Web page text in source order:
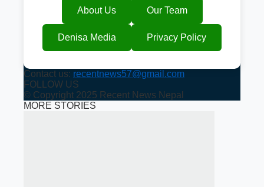
About Us Our Team
Denisa Media Privacy Policy
Contact us: recentnews57@gmail.com
FOLLOW US
© Copyright 2025 Recent News Nepal
MORE STORIES